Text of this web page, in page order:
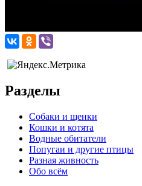
Разделы
Собаки и щенки
Кошки и котята
Водные обитатели
Попугаи и другие птицы
Разная живность
Обо всём